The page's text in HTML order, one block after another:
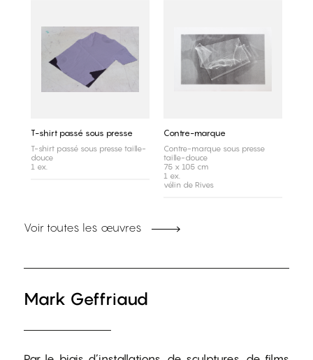
T-shirt passé sous presse
T-shirt passé sous presse taille-
douce
1 ex.
Contre-marque
Contre-marque sous presse
taille-douce
75 x 105 cm
1 ex.
vélin de Rives
Voir toutes les œuvres
Mark Geffriaud